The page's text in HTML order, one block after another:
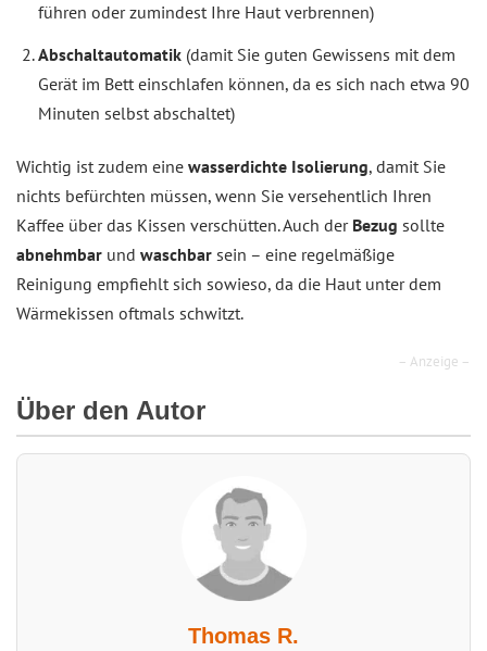
führen oder zumindest Ihre Haut verbrennen)
Abschaltautomatik (damit Sie guten Gewissens mit dem
Gerät im Bett einschlafen können, da es sich nach etwa 90
Minuten selbst abschaltet)
Wichtig ist zudem eine wasserdichte Isolierung, damit Sie
nichts befürchten müssen, wenn Sie versehentlich Ihren
Kaffee über das Kissen verschütten. Auch der Bezug sollte
abnehmbar und waschbar sein – eine regelmäßige
Reinigung empfiehlt sich sowieso, da die Haut unter dem
Wärmekissen oftmals schwitzt.
– Anzeige –
Über den Autor
Thomas R.